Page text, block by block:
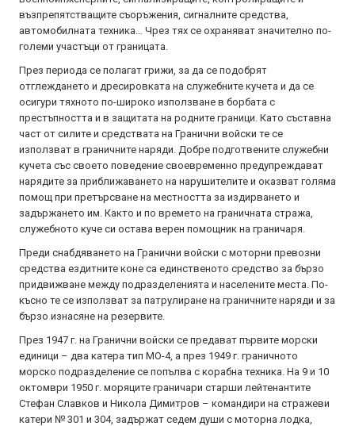
възпрепятстващите съоръжения, сигналните средства,
автомобилната техника… Чрез тях се охраняват значително по-
големи участъци от границата.
През периода се полагат грижи, за да се подобрят
отглеждането и дресировката на служебните кучета и да се
осигури тяхното по-широко използване в борбата с
престъпността и в защитата на родните граници. Като съставна
част от силите и средствата на Гранични войски те се
използват в граничните наряди. Добре подготвените служебни
кучета със своето поведение своевременно предупреждават
нарядите за приближаването на нарушителите и оказват голяма
помощ при претърсване на местността за издирването и
задържането им. Както и по времето на граничната стража,
служебното куче си остава верен помощник на граничаря.
Преди снабдяването на Гранични войски с моторни превозни
средства ездитните коне са единственото средство за бързо
придвижване между подразделенията и населените места. По-
късно те се използват за патрулиране на граничните наряди и за
бързо изнасяне на резервите.
През 1947 г. на Гранични войски се предават първите морски
единици – два катера тип МО-4, а през 1949 г. граничното
морско подразделение се попълва с корабна техника. На 9 и 10
октомври 1950 г. моряците граничари старши лейтенантите
Стефан Славков и Никола Димитров – командири на стражеви
катери № 301 и 304, задържат седем души с моторна лодка,